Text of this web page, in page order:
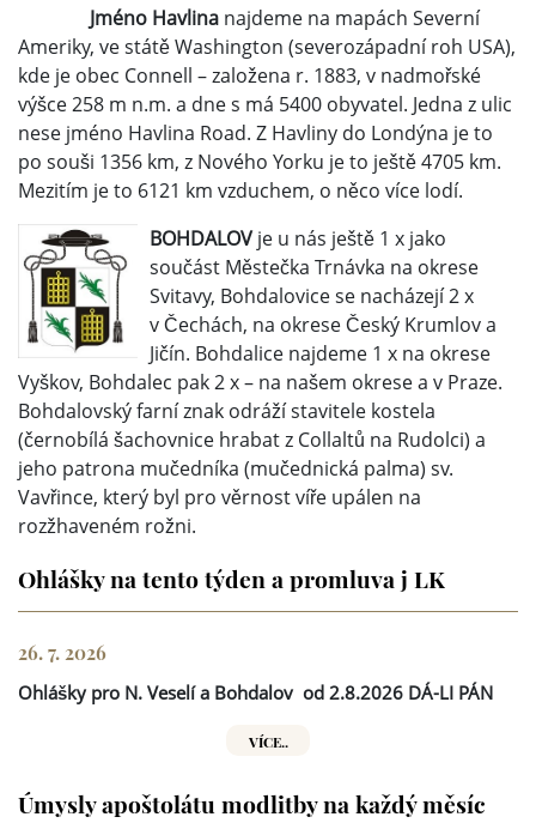
Jméno Havlina najdeme na mapách Severní
Ameriky, ve státě Washington (severozápadní roh USA),
kde je obec Connell – založena r. 1883, v nadmořské
výšce 258 m n.m. a dne s má 5400 obyvatel. Jedna z ulic
nese jméno Havlina Road. Z Havliny do Londýna je to
po souši 1356 km, z Nového Yorku je to ještě 4705 km.
Mezitím je to 6121 km vzduchem, o něco více lodí.
BOHDALOVje u nás ještě 1 x jako
součást Městečka Trnávka na okrese
Svitavy, Bohdalovice se nacházejí 2 x
v Čechách, na okrese Český Krumlov a
Jičín. Bohdalice najdeme 1 x na okrese
Vyškov, Bohdalec pak 2 x – na našem okrese a v Praze.
Bohdalovský farní znak odráží stavitele kostela
(černobílá šachovnice hrabat z Collaltů na Rudolci) a
jeho patrona mučedníka (mučednická palma) sv.
Vavřince, který byl pro věrnost víře upálen na
rozžhaveném rožni.
Ohlášky na tento týden a promluva j LK
26. 7. 2026
Ohlášky pro N. Veselí a Bohdalov od 2.8.2026 DÁ-LI PÁN
VÍCE..
Úmysly apoštolátu modlitby na každý měsíc